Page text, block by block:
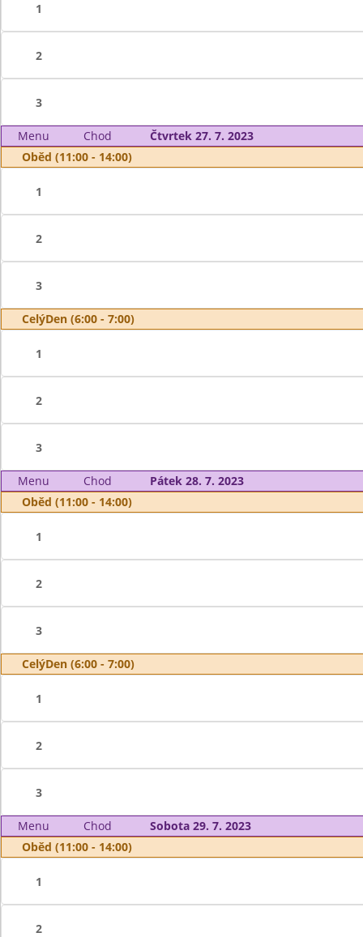
1
2
3
Menu Chod
Čtvrtek 27. 7. 2023
Oběd (11:00 - 14:00)
1
2
3
CelýDen (6:00 - 7:00)
1
2
3
Menu Chod
Pátek 28. 7. 2023
Oběd (11:00 - 14:00)
1
2
3
CelýDen (6:00 - 7:00)
1
2
3
Menu Chod
Sobota 29. 7. 2023
Oběd (11:00 - 14:00)
1
2